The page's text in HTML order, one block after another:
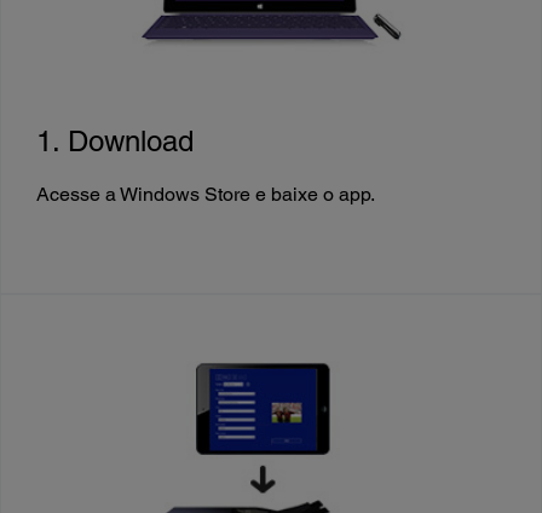
1. Download
Acesse a Windows Store e baixe o app.